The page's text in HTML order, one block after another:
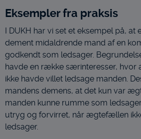
Eksempler fra praksis
I DUKH har vi set et eksempel på,
dement midaldrende mand af en
godkendt som ledsager.
havde en række særinteresser,
ikke havde villet ledsage manden.
mandens demens, at det kun var
manden kunne rumme som
utryg og forvirret, når ægtefællen
ledsager.
personalisere indholdet på en
vise indhold, som kan være
enkelte bruger.
Markedsføring
Markedsførings-cookies
indsamler brugerens digitale
flere hjemmesider og registrerer,
interesserer sig for/søger på for at
personrettede annoncer, når
internettet.